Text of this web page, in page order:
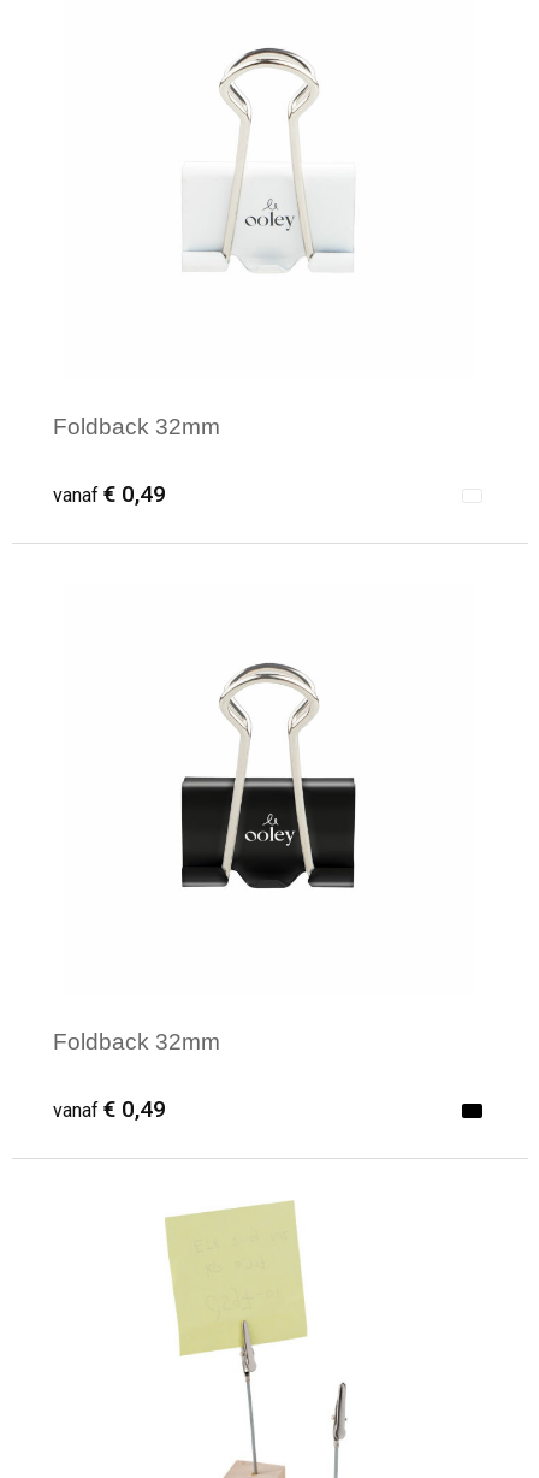
Foldback 32mm
vanaf € 0,49
Foldback 32mm
vanaf € 0,49
Minimale afname: 600